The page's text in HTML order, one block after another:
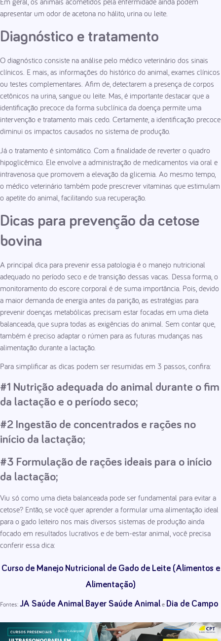
apresentar um odor de acetona no hálito, urina ou leite.
Diagnóstico e tratamento
O diagnóstico consiste na análise pelo médico veterinário dos sinais
clínicos. E mais, as informações do histórico do animal, exames clínicos
ou testes complementares. Afim de, detectarem a presença de corpos
cetônicos na urina, sangue ou leite. Mas, é importante destacar que a
identificação precoce da forma subclínica da doença permite uma
intervenção e tratamento mais cedo. Certamente, a identificação precoce
diminui os impactos causados no sistema de produção.
Já o tratamento é sintomático. Com a finalidade de reverter o quadro
hipoglicêmico. Ele envolve a administração de medicamentos via oral e
intravenosa que promovem a elevação da glicemia. Ao mesmo tempo,
o médico veterinário também pode prescrever vitaminas que estimulam
o apetite do animal, facilitando sua recuperação.
Dicas para prevenção da cetose
bovina
A principal dica para prevenir essa patologia é o manejo nutricional
adequado no período seco e de transição dessas vacas. Dessa forma, o
monitoramento do escore corporal é de suma importância. Pois, devido
a maior demanda de energia antes da parição, as estratégias para
prevenir doenças metabólicas precisam estar focadas em uma dieta
balanceada, que supra todas as exigências do animal. Sem contar que,
também é preciso adaptar o rúmen para as futuras mudanças nas
alimentação durante a lactação.
Para simplificar as dicas podem ser resumidas em 3 passos, confira:
#1 Nutrição adequada do animal durante o fim
da lactação e o período seco;
#2 Ingestão de concentrados e rações no
início da lactação;
#3 Formulação de rações ideais para o início
da lactação;
Viu só como uma dieta balanceada pode ser fundamental para evitar a
cetose? Então, se você quer aprender a formular uma alimentação ideal
para o gado leiteiro nos mais diversos sistemas de produção ainda
focado em resultados lucrativos e de bem-estar animal, você precisa
conferir essa dica:
Curso de Manejo Nutricional de Gado de Leite (Alimentos e
Alimentação)
Fontes:JA Saúde Animal,Bayer Saúde Animale Dia de Campo